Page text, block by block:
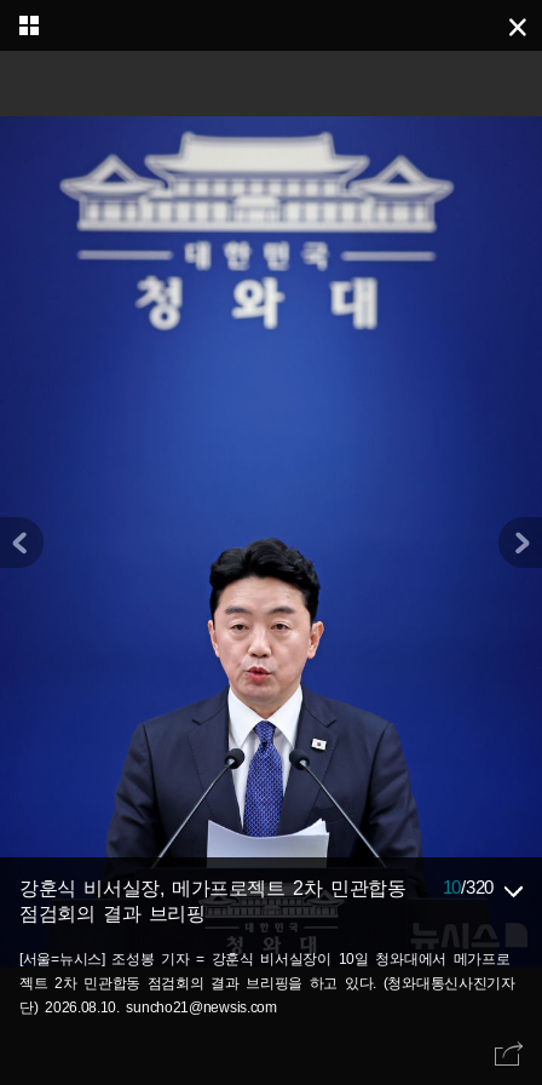
강훈식 비서실장, 메가프로젝트 2차 민관합동
점검회의 결과 브리핑
10/320
[서울=뉴시스] 조성봉 기자 = 강훈식 비서실장이 10일 청와대에서 메가프로
젝트 2차 민관합동 점검회의 결과 브리핑을 하고 있다. (청와대통신사진기자
단) 2026.08.10. suncho21@newsis.com